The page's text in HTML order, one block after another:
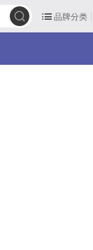
品牌分类